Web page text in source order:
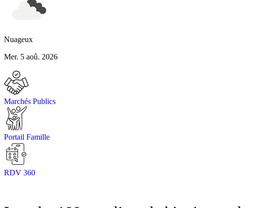
Nuageux
Mer. 5 aoû. 2026
Marchés Publics
Portail Famille
RDV 360